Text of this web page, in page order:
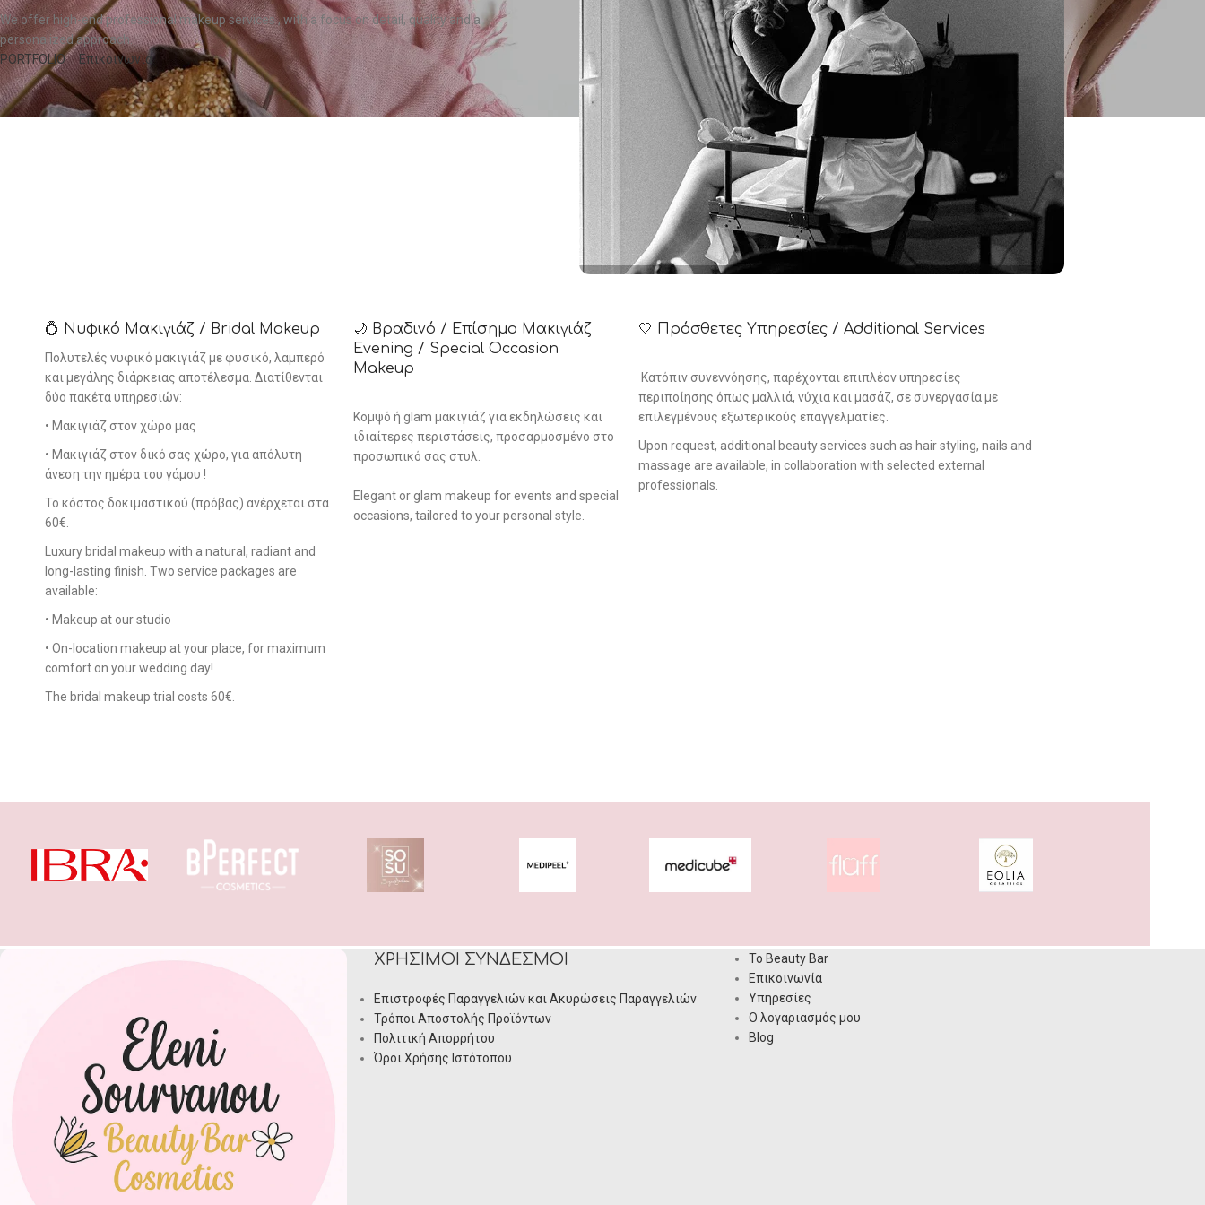
We offer high-end professional makeup services , with a focus on detail, quality and a
personalized approach.
PORTFOLIO
Επικοινωνία
💍 Νυφικό Μακιγιάζ / Bridal Makeup
Πολυτελές νυφικό μακιγιάζ με φυσικό, λαμπερό
και μεγάλης διάρκειας αποτέλεσμα. Διατίθενται
δύο πακέτα υπηρεσιών:
• Μακιγιάζ στον χώρο μας
• Μακιγιάζ στον δικό σας χώρο, για απόλυτη
άνεση την ημέρα του γάμου !
Το κόστος δοκιμαστικού (πρόβας) ανέρχεται στα
60€.
Luxury bridal makeup with a natural, radiant and
long-lasting finish. Two service packages are
available:
• Makeup at our studio
• On-location makeup at your place, for maximum
comfort on your wedding day!
The bridal makeup trial costs 60€.
🌙 Βραδινό / Επίσημο Μακιγιάζ
Evening / Special Occasion
Makeup
Κομψό ή glam μακιγιάζ για εκδηλώσεις και
ιδιαίτερες περιστάσεις, προσαρμοσμένο στο
προσωπικό σας στυλ.
Elegant or glam makeup for events and special
occasions, tailored to your personal style.
🤍 Πρόσθετες Υπηρεσίες / Additional Services
Κατόπιν συνεννόησης, παρέχονται επιπλέον υπηρεσίες
περιποίησης όπως μαλλιά, νύχια και μασάζ, σε συνεργασία με
επιλεγμένους εξωτερικούς επαγγελματίες.
Upon request, additional beauty services such as hair styling, nails and
massage are available, in collaboration with selected external
professionals.
ΧΡΉΣΙΜΟΙ ΣΎΝΔΕΣΜΟΙ
Επιστροφές Παραγγελιών και Ακυρώσεις Παραγγελιών
Τρόποι Αποστολής Προϊόντων
Πολιτική Απορρήτου
Όροι Χρήσης Ιστότοπου
Το Beauty Bar
Επικοινωνία
Υπηρεσίες
Ο λογαριασμός μου
Blog